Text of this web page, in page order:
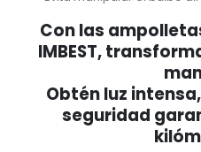
Con las
IMBEST,
Obtén luz
seguridad